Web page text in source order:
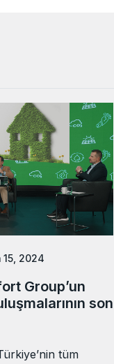
15, 2024
Group’un
son
tüm